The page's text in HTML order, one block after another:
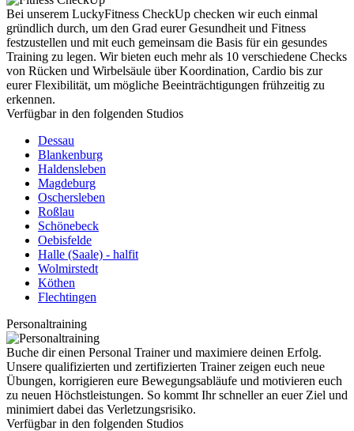
Bei unserem LuckyFitness CheckUp checken wir euch einmal
gründlich durch, um den Grad eurer Gesundheit und Fitness
festzustellen und mit euch gemeinsam die Basis für ein gesundes
Training zu legen. Wir bieten euch mehr als 10 verschiedene Checks
von Rücken und Wirbelsäule über Koordination, Cardio bis zur
eurer Flexibilität, um mögliche Beeinträchtigungen frühzeitig zu
erkennen.
Verfügbar in den folgenden Studios
Dessau
Blankenburg
Haldensleben
Magdeburg
Oschersleben
Roßlau
Schönebeck
Oebisfelde
Halle (Saale) - halfit
Wolmirstedt
Köthen
Flechtingen
Personaltraining
Buche dir einen Personal Trainer und maximiere deinen Erfolg.
Unsere qualifizierten und zertifizierten Trainer zeigen euch neue
Übungen, korrigieren eure Bewegungsabläufe und motivieren euch
zu neuen Höchstleistungen. So kommt Ihr schneller an euer Ziel und
minimiert dabei das Verletzungsrisiko.
Verfügbar in den folgenden Studios